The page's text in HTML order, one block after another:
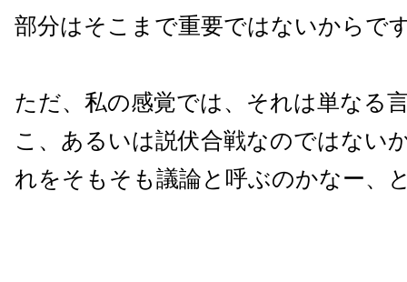
部分はそこまで重要ではないからで
ただ、私の感覚では、それは単なる
こ、あるいは説伏合戦なのではない
れをそもそも議論と呼ぶのかなー、